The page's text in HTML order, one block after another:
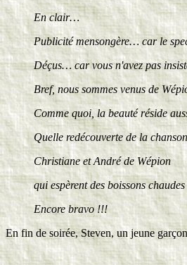
En clair…
Publicité mensongère… car le
Déçus… car vous n'avez pas
Bref, nous sommes venus de
Comme quoi, la beauté réside
Quelle redécouverte de la
Christiane et André de Wépion
qui espèrent des boissons
Encore bravo !!!
En fin de soirée, Steven, un jeune